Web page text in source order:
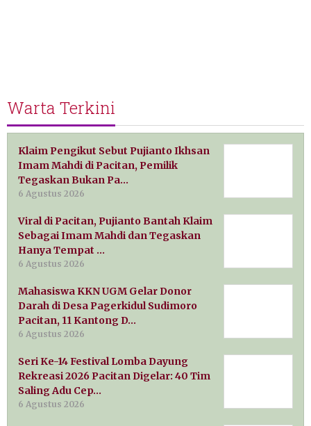
Warta Terkini
Klaim Pengikut Sebut Pujianto Ikhsan
Imam Mahdi di Pacitan, Pemilik
Tegaskan Bukan Pa…
6 Agustus 2026
Viral di Pacitan, Pujianto Bantah Klaim
Sebagai Imam Mahdi dan Tegaskan
Hanya Tempat …
6 Agustus 2026
Mahasiswa KKN UGM Gelar Donor
Darah di Desa Pagerkidul Sudimoro
Pacitan, 11 Kantong D…
6 Agustus 2026
Seri Ke-14 Festival Lomba Dayung
Rekreasi 2026 Pacitan Digelar: 40 Tim
Saling Adu Cep…
6 Agustus 2026